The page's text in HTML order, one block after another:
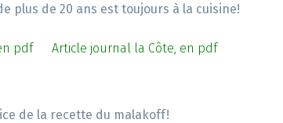
plus de 20 ans est toujours à la cuisine!
pdf Article journal la Côte, en pdf
de la recette du malakoff!